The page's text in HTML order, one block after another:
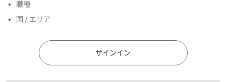
国 / エリア
職種
国 / エリア
サインイン